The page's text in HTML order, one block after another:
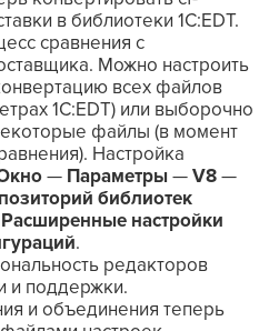
в библиотеки 1C:EDT.
сравнения с
Можно настроить
всех файлов
1C:EDT) или выборочно
файлы (в момент
Настройка
— Параметры—V8—
библиотек
Расширенные настройки
.
редакторов
и поддержки.
и объединения теперь